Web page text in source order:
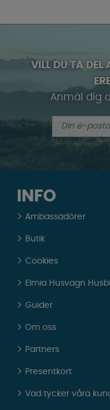
VILL DU TA DEL
Anmäl dig
INFO
Ambassadörer
Butik
Cookies
Elmia Husvagn Husbil
Guider
Om oss
Partners
Presentkort
Vad tycker våra